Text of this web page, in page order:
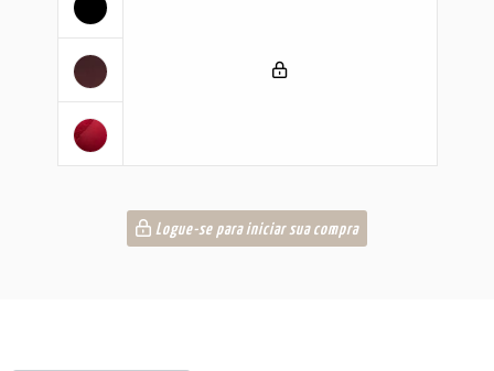
Logue-se para iniciar sua compra